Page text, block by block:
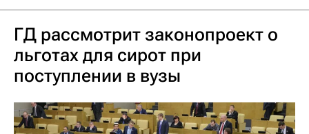
ГД рассмотрит законопроект о
льготах для сирот при
поступлении в вузы